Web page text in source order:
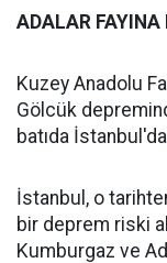
ADALAR FAYINA
Kuzey Anadolu
Gölcük
batıda
İstanbul, o
bir deprem riski
Kumburgaz ve